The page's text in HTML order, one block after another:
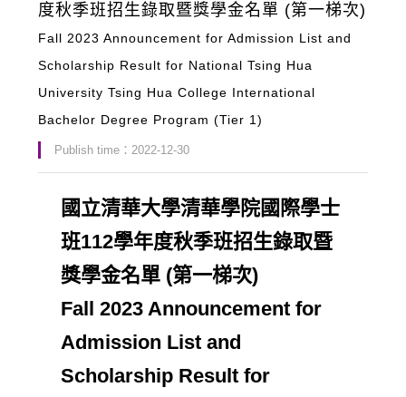
度秋季班招生錄取暨獎學金名單 (第一梯次)
Fall 2023 Announcement for Admission List and
Scholarship Result for National Tsing Hua
University Tsing Hua College International
Bachelor Degree Program (Tier 1)
Publish time：2022-12-30
國立清華大學清華學院國際學士
班112學年度秋季班招生錄取暨
獎學金名單 (第一梯次)
Fall 2023 Announcement for
Admission List and
Scholarship Result for